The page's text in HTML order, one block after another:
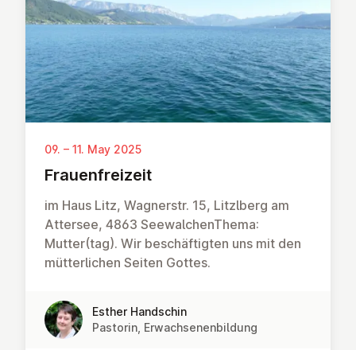
09. – 11. May 2025
Frauen­freizeit
im Haus Litz, Wagnerstr. 15, Litzlberg am
Attersee, 4863 SeewalchenThema:
Mutter(tag). Wir beschäftigten uns mit den
mütterlichen Seiten Gottes.
Esther Handschin
Pastorin, Erwachsenenbildung